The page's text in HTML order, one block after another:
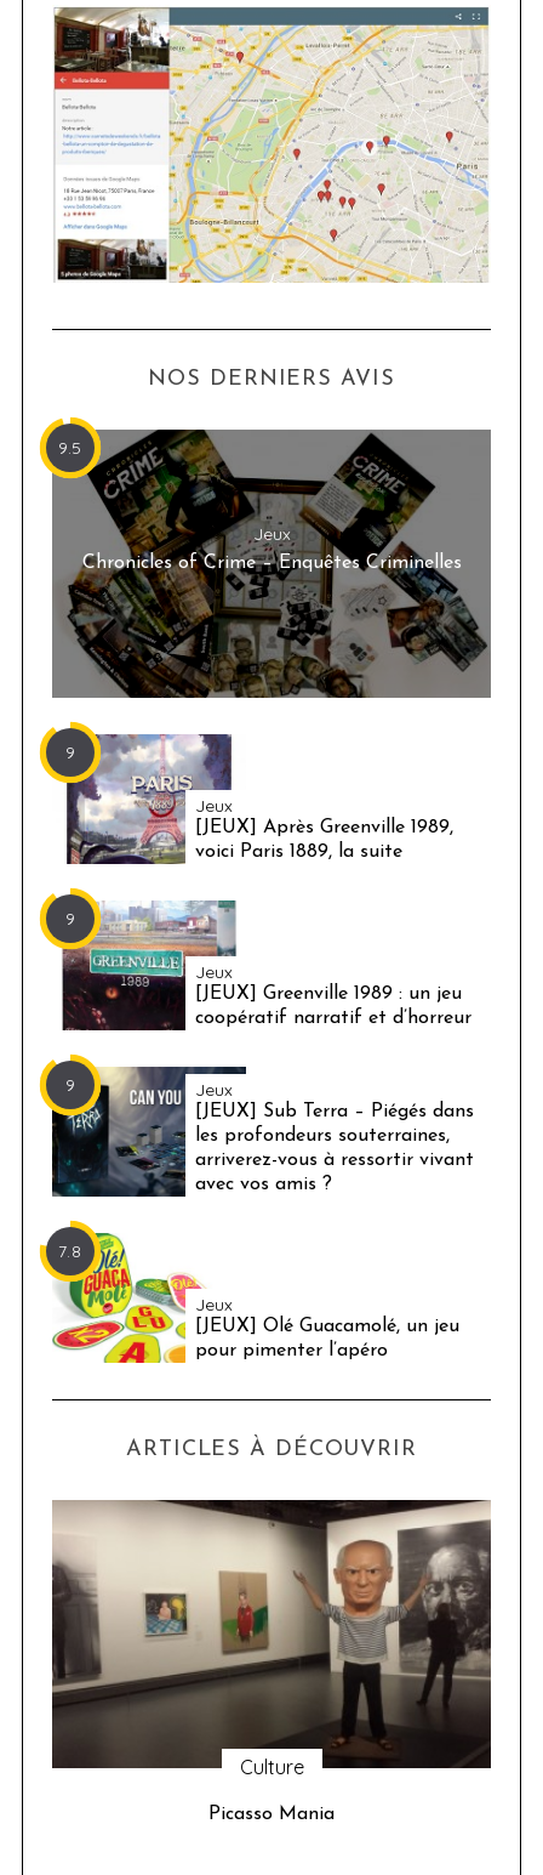
NOS DERNIERS AVIS
9.5
Jeux
Chronicles of Crime – Enquêtes Criminelles
9
Jeux
[JEUX] Après Greenville 1989,
voici Paris 1889, la suite
9
Jeux
[JEUX] Greenville 1989 : un jeu
coopératif narratif et d’horreur
9 Jeux
[JEUX] Sub Terra – Piégés dans
les profondeurs souterraines,
arriverez-vous à ressortir vivant
avec vos amis ?
7.8
Jeux
[JEUX] Olé Guacamolé, un jeu
pour pimenter l’apéro
ARTICLES À DÉCOUVRIR
Culture
Picasso Mania